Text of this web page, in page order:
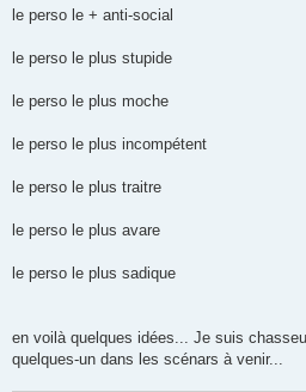
s
s
g
e
le perso le + anti-social
le perso le plus stupide
le perso le plus moche
le perso le plus incompétent
le perso le plus traitre
le perso le plus avare
le perso le plus sadique
en voilà quelques idées... Je suis
quelques-un dans les scénars à venir...